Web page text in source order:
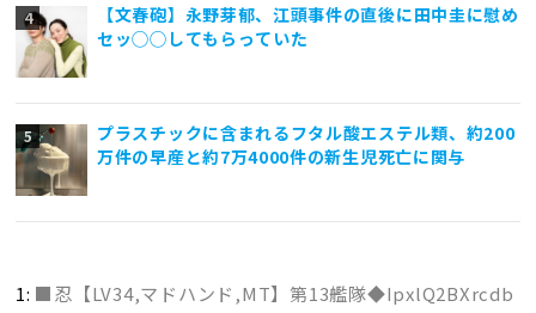
【文春砲】永野芽郁、江頭事件の直後に田中圭に慰め
セッ◯◯してもらっていた
プラスチックに含まれるフタル酸エステル類、約200
万件の早産と約7万4000件の新生児死亡に関与
1: ■忍【LV34,マドハンド,MT】第13艦隊◆IpxlQ2BXrcdb